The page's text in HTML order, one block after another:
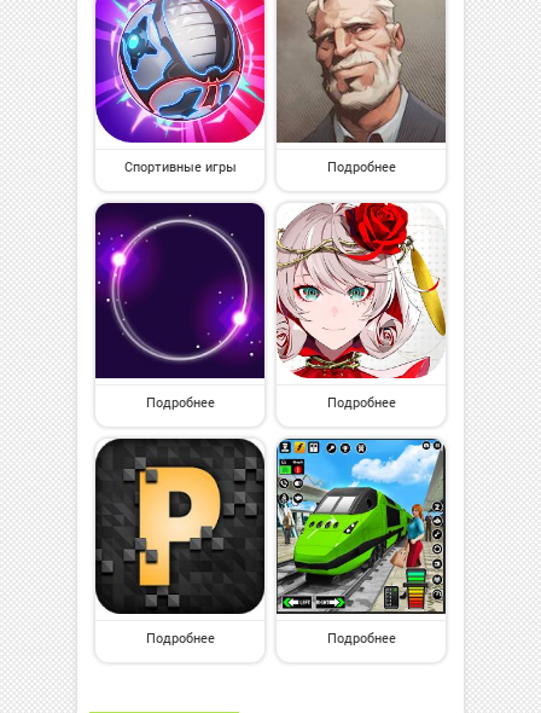
Спортивные игры Подробнее
Подробнее Подробнее
Подробнее Подробнее